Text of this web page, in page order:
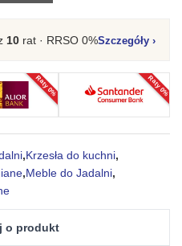
10 rat · RRSO 0%Szczegóły ›
Raty 0% Raty 0%
,Krzesła do kuchni,
,Meble do Jadalni,
o produkt